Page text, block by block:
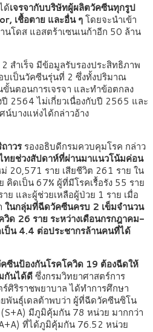
ด้เจรจากับบริษัทผู้ผลิตวัคซีนทุกรูป
เชื้อตาย และอื่น ๆโดยจะนำเข้า
นโดส แอสตร้าเซนเนก้าอีก 50 ล้าน
สำเร็จ มีข้อมูลรับรองประสิทธิภาพ
บเป็นวัคซีนรุ่นที่ 2 ซึ่งทั้งปริมาณ
นตอนการเจรจา และทำข้อตกลง
2564 ไม่เกี่ยวเนื่องกับปี 2565 และ
บางแห่งได้กล่าวอ้าง
าวรรองอธิบดีกรมควบคุมโรค กล่าว
ทยช่วงสัปดาห์ที่ผ่านมาแนวโน้มค่อน
20,571 ราย เสียชีวิต 261 ราย ใน
คิดเป็น 67% ผู้ที่มีโรคเรื้อรัง 55 ราย
ย และผู้ช่วยเหลือผู้ป่วย 1 ราย เมื่อ
ในกลุ่มที่ฉีดวัคซีนครบ 2 เข็มจำนวน
ด 26 ราย ระหว่างเดือนกรกฎาคม-
ป็น 4.4 ต่อประชากรล้านคนที่ได้
ซีนป้องกันโรคโควิด 19 ต้องฉีดให้
กันได้ดีซึ่งกรมวิทยาศาสตร์การ
ริราชพยาบาล ได้ทำการศึกษา
พันธุ์เดลต้าพบว่า ผู้ที่ฉีดวัคซีนซิโน
มีภูมิคุ้มกัน 78 หน่วย มากกว่า
ที่ได้ภูมิคุ้มกัน 76.52 หน่วย